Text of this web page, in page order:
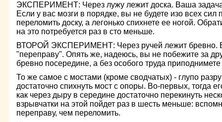
ЭКСПЕРИМЕНТ: Через лужу лежит доска. Ваша
Если у вас мозги в порядке, вы не будете изо всех сил
переломить доску, а легонько спихнете ее ногой.
на это потребуется раз в сто меньше.
ВТОРОЙ ЭКСПЕРИМЕНТ: Через ручей лежит бревно.
"переправу". Опять же, надеюсь, вы не побежите за
бревно посередине, а без особого труда
То же самое с мостами (кроме сводчатых) - глупо
достаточно спихнуть мост с опоры. Во-первых, тогда
как через дыру в середине достаточно перекинуть
взрывчатки на этой пойдет раз в шесть меньше:
переправу, чем переломить.